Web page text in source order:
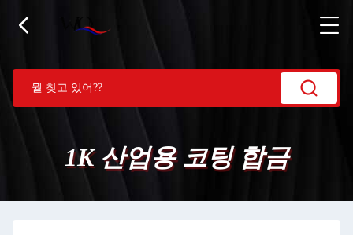
1K 산업용 코팅 합금